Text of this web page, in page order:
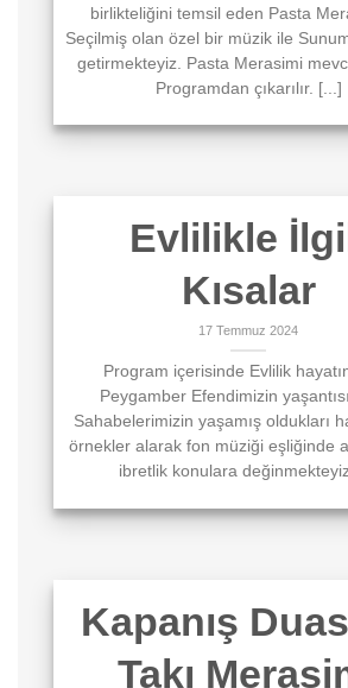
birlikteliğini temsil eden Pasta
Seçilmiş olan özel bir müzik ile
getirmekteyiz. Pasta Merasimi
Programdan çıkarılır. [...]
Evlilikle
Kısalar
17 Temmuz 2024
Program içerisinde Evlilik
Peygamber Efendimizin
Sahabelerimizin yaşamış oldukları
örnekler alarak fon müziği eşliğinde
ibretlik konulara
Kapanış
Takı